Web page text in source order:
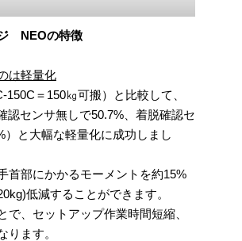
NEOの特徴
は軽量化
150C＝150㎏可搬）と比較して、
認センサ無しで50.7%、着脱確認セ
）と大幅な軽量化に成功しまし
首部にかかるモーメントを約15%
低減することができます。
で、セットアップ作業時間短縮、
ります。